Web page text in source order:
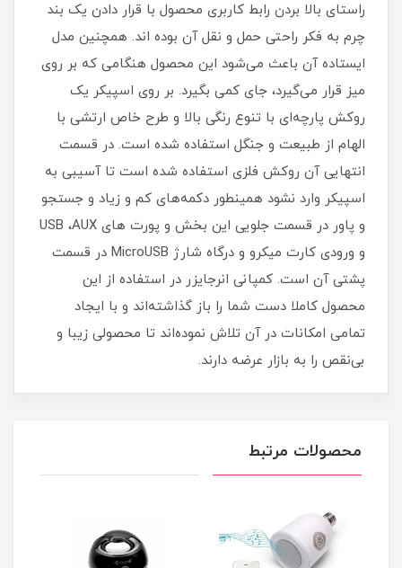
راستای بالا بردن رابط کاربری محصول با قرار دادن یک بند
چرم به فکر راحتی حمل و نقل آن بوده اند. همچنین مدل
ایستاده آن باعث می‌شود این محصول هنگامی که بر روی
میز قرار می‌گیرد، جای کمی بگیرد. بر روی اسپیکر یک
روکش پارچه‌ای با تنوع رنگی بالا و طرح خاص ارتشی با
الهام از طبیعت و جنگل استفاده شده است. در قسمت
انتهایی آن روکش فلزی استفاده شده است تا آسیبی به
اسپیکر وارد نشود همینطور دکمه‌های کم و زیاد و جستجو
و پاور در قسمت جلویی این بخش و پورت های USB ،AUX
و ورودی کارت میکرو و درگاه شارژ MicroUSB در قسمت
پشتی آن است. کمپانی انرجایزر در استفاده از این
محصول کاملا دست شما را باز گذاشته‌اند و با ایجاد
تمامی امکانات در آن تلاش نموده‌اند تا محصولی زیبا و
بی‌نقص را به بازار عرضه دارند.
محصولات مرتبط